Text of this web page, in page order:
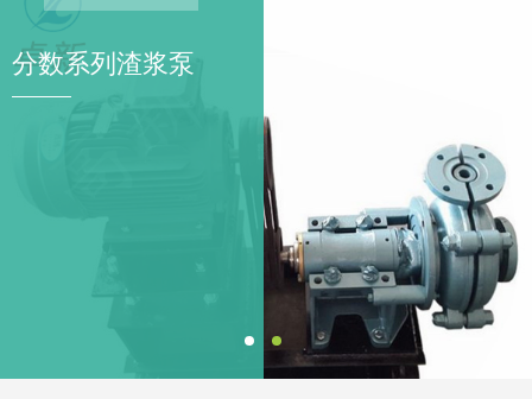
分数系列渣浆泵